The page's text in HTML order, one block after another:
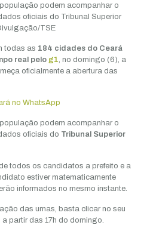
podem acompanhar o
oficiais do Tribunal Superior
TSE
todas as 184 cidades do Ceará
real pelo g1 , no domingo (6), a
oficialmente a abertura das
no WhatsApp
podem acompanhar o
oficiais do Tribunal Superior
todos os candidatos a prefeito e a
estiver matematicamente
informados no mesmo instante.
das urnas, basta clicar no seu
partir das 17h do domingo.